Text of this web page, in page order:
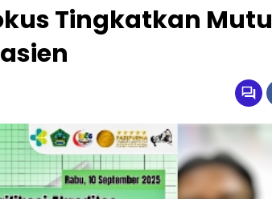
Tingkatkan Mutu